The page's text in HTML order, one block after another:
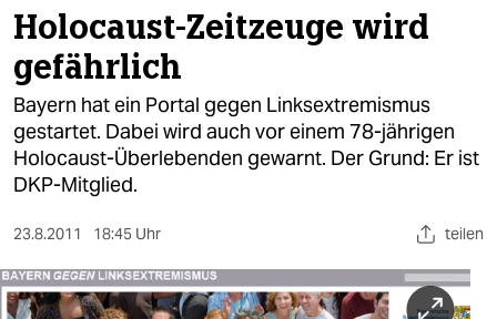
politik
öko
gesellschaft
kultur
sport
berlin
Holocaust-Zeitzeuge wird
gefährlich
Bayern hat ein Portal gegen Linksextremismus
gestartet. Dabei wird auch vor einem 78-jährigen
Holocaust-Überlebenden gewarnt. Der Grund: Er ist
DKP-Mitglied.
23.8.2011 18:45 Uhr teilen